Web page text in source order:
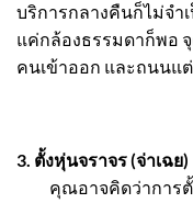
บริการกลางคืนก็ไม่จำ
แค่กล้องธรรมดาก็พอ
คนเข้าออก และถนนแ
3. ตั้งหุ่นจราจร (จ่าเฉย)
คุณอาจคิดว่าการตั้ง